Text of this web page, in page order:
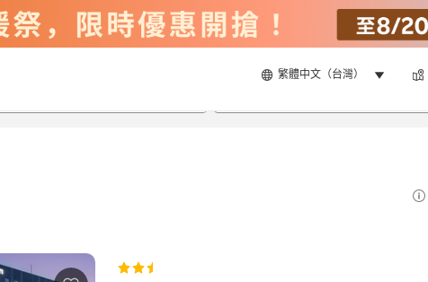
繁體中文（台灣）